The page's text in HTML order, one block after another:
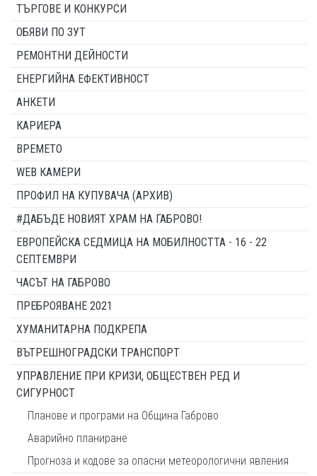
ТЪРГОВЕ И КОНКУРСИ
ОБЯВИ ПО ЗУТ
РЕМОНТНИ ДЕЙНОСТИ
ЕНЕРГИЙНА ЕФЕКТИВНОСТ
АНКЕТИ
КАРИЕРА
ВРЕМЕТО
WEB КАМЕРИ
ПРОФИЛ НА КУПУВАЧА (АРХИВ)
#ДАБЪДЕ НОВИЯТ ХРАМ НА ГАБРОВО!
ЕВРОПЕЙСКА СЕДМИЦА НА МОБИЛНОСТТА - 16 - 22
СЕПТЕМВРИ
ЧАСЪТ НА ГАБРОВО
ПРЕБРОЯВАНЕ 2021
ХУМАНИТАРНА ПОДКРЕПА
ВЪТРЕШНОГРАДСКИ ТРАНСПОРТ
УПРАВЛЕНИЕ ПРИ КРИЗИ, ОБЩЕСТВЕН РЕД И
СИГУРНОСТ
Планове и програми на Община Габрово
Аварийно планиране
Прогноза и кодове за опасни метеорологични явления